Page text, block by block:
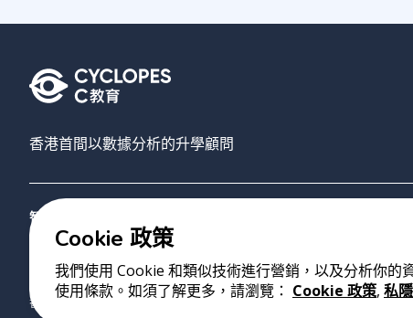
香港首間以數據分析的升學顧問
智禾教育
版權 2023 Cyclopes® • v0.31.0
香港銅鑼灣勿地臣街1號時代廣場2座28樓07室
Cookie 政策
我們使用 Cookie 和類似技術進行營銷，以及分析你的
使用條款。如須了解更多，請瀏覽： Cookie 政策, 私